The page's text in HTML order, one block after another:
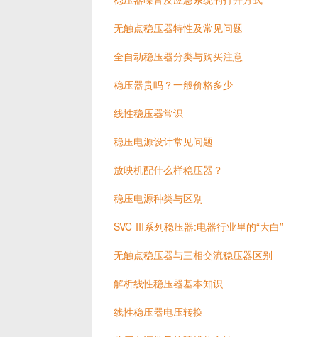
无触点稳压器特性及常见问题
全自动稳压器分类与购买注意
稳压器贵吗？一般价格多少
线性稳压器常识
稳压电源设计常见问题
放映机配什么样稳压器？
稳压电源种类与区别
SVC-III系列稳压器:电器行业里的“大白”
无触点稳压器与三相交流稳压器区别
解析线性稳压器基本知识
线性稳压器电压转换